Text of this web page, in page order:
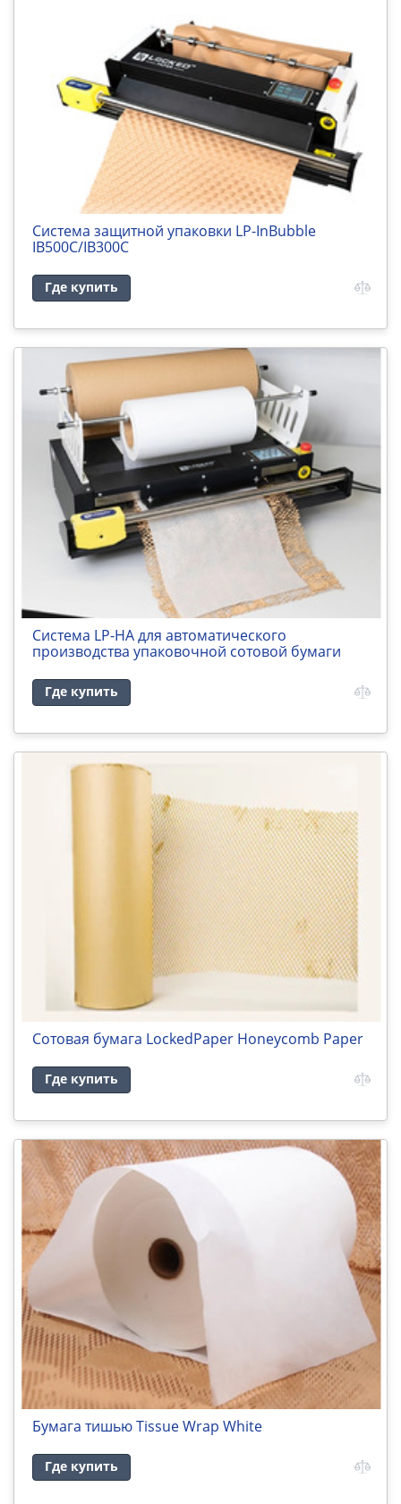
Система защитной упаковки LP-InBubble
IB500C/IB300C
Где купить
Система LP-HA для автоматического
производства упаковочной сотовой бумаги
Где купить
Сотовая бумага LockedPaper Honeycomb Paper
Где купить
Бумага тишью Tissue Wrap White
Где купить